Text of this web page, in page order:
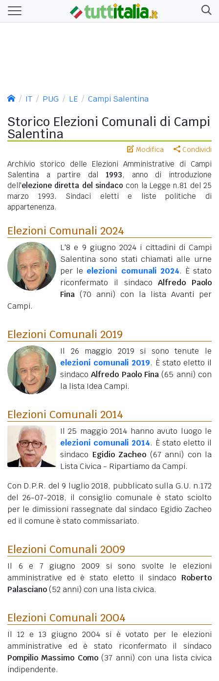
IT PUG LE Campi Salentina
Storico Elezioni Comunali di Campi
Salentina
Modifica Condividi
Archivio storico delle Elezioni Amministrative di Campi
Salentina a partire dal 1993, anno di introduzione
dell'elezione diretta del sindaco con la Legge n.81 del 25
marzo 1993. Sindaci eletti e liste politiche di
appartenenza.
Elezioni Comunali 2024
L'8 e 9 giugno 2024 i cittadini di Campi
Salentina sono stati chiamati alle urne
per le elezioni comunali 2024. È stato
riconfermato il sindacoAlfredo Paolo
Fina (70 anni) con la lista Avanti per
Campi.
Elezioni Comunali 2019
Il 26 maggio 2019 si sono tenute le
elezioni comunali 2019. È stato eletto il
sindacoAlfredo Paolo Fina (65 anni) con
la lista Idea Campi.
Elezioni Comunali 2014
Il 25 maggio 2014 hanno avuto luogo le
elezioni comunali 2014. È stato eletto il
sindaco Egidio Zacheo (67 anni) con la
Lista Civica - Ripartiamo da Campi.
Con D.P.R. del 9 luglio 2018, pubblicato sulla G.U. n.172
del 26-07-2018, il consiglio comunale è stato sciolto
per le dimissioni rassegnate dal sindaco Egidio Zacheo
ed il comune è stato commissariato.
Elezioni Comunali 2009
Il 6 e 7 giugno 2009 si sono svolte le elezioni
amministrative ed è stato eletto il sindaco Roberto
Palasciano(52 anni) con una lista civica.
Elezioni Comunali 2004
Il 12 e 13 giugno 2004 si è votato per le elezioni
amministrative ed è stato riconfermato il sindaco
Pompilio Massimo Como (37 anni) con una lista civica
indipendente.